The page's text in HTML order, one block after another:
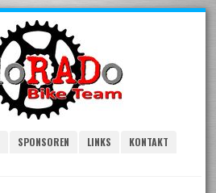
SPONSOREN LINKS
KONTAKT